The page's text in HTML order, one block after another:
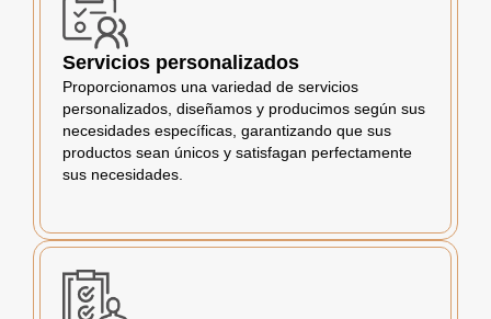
Servicios personalizados
Proporcionamos una variedad de servicios
personalizados, diseñamos y producimos según sus
necesidades específicas, garantizando que sus
productos sean únicos y satisfagan perfectamente
sus necesidades.